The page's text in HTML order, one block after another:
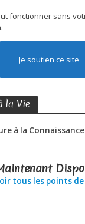
fonctionner sans
Je soutien ce site
la Vie
à la Connaissance
tous les points